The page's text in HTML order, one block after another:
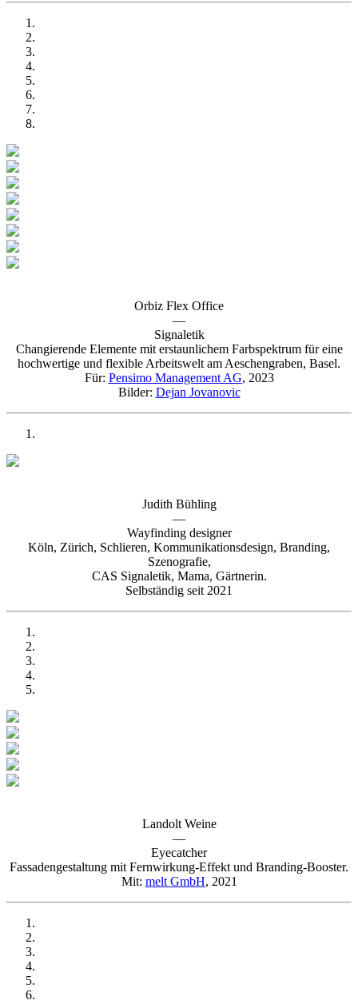
Orbiz Flex Office
—
Signaletik
Changierende Elemente mit erstaunlichem Farbspektrum für eine
hochwertige und flexible Arbeitswelt am Aeschengraben, Basel.
Für: Pensimo Management AG, 2023
Bilder: Dejan Jovanovic
Judith Bühling
—
Wayfinding designer
Köln, Zürich, Schlieren, Kommunikationsdesign, Branding,
Szenografie,
CAS Signaletik, Mama, Gärtnerin.
Selbständig seit 2021
Landolt Weine
—
Eyecatcher
Fassadengestaltung mit Fernwirkung-Effekt und Branding-Booster.
Mit: melt GmbH, 2021